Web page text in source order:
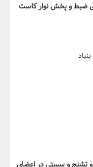
بنیاد
افقی ۶ بیماری ‌عصبی ‌كه با حالت ‌اختلال ‌و‬‫ تشنج و سستی ‌در اعضای